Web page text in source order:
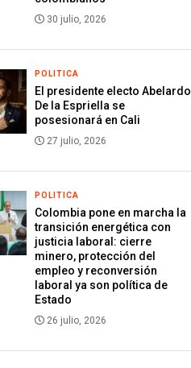
30 julio, 2026
POLITICA
El presidente electo Abelardo
De la Espriella se
posesionará en Cali
27 julio, 2026
POLITICA
Colombia pone en marcha la
transición energética con
justicia laboral: cierre
minero, protección del
empleo y reconversión
laboral ya son política de
Estado
26 julio, 2026